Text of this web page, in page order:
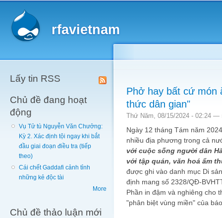
rfavietnam
Lấy tin RSS
Chủ đề đang hoạt
động
Vụ Tử tù Nguyễn Văn Chưởng:
Kỳ 2. Xác định tội ngay khi bắt
đầu giai đoạn điều tra (tiếp
theo)
Cái chết Gaddafi cảnh tỉnh
những kẻ độc tài
More
Chủ đề thảo luận mới
Phở hay bất cứ món
thức dân gian"
Thứ Năm, 08/15/2024 - 02:24 —
Ngày 12 tháng Tám năm
nhiều địa phương trong cả
với cuộc sống người dân
với tập quán, văn hoá ẩm
được ghi vào danh mục Di
định mang số 2328/QĐ-
Phần in đậm và nghiêng cho
"phân biệt vùng miền" của